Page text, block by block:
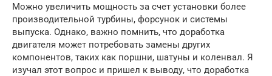
Можно увеличить мощность за счет установки более
производительной турбины, форсунок и системы
выпуска. Однако, важно помнить, что доработка
двигателя может потребовать замены других
компонентов, таких как поршни, шатуны и коленвал. Я
изучал этот вопрос и пришел к выводу, что доработка